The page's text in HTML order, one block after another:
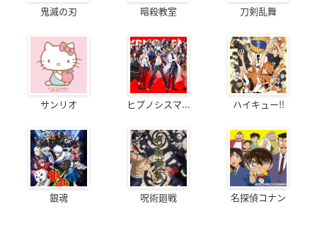
鬼滅の刃 暗殺教室 刀剣乱舞
サンリオ ヒプノシスマ... ハイキュー!!
銀魂 呪術廻戦 名探偵コナン